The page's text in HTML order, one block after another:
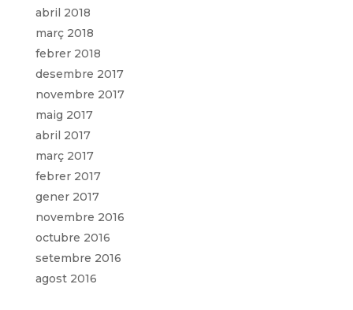
abril 2018
març 2018
febrer 2018
desembre 2017
novembre 2017
maig 2017
abril 2017
març 2017
febrer 2017
gener 2017
novembre 2016
octubre 2016
setembre 2016
agost 2016